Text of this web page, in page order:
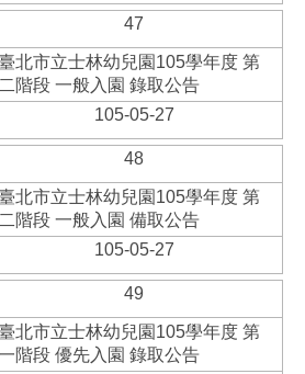
47
北市立士林幼兒園105學年度 第
二階段 一般入園 錄取公告
105-05-27
48
北市立士林幼兒園105學年度 第
二階段 一般入園 備取公告
105-05-27
49
北市立士林幼兒園105學年度 第
階段 優先入園 錄取公告